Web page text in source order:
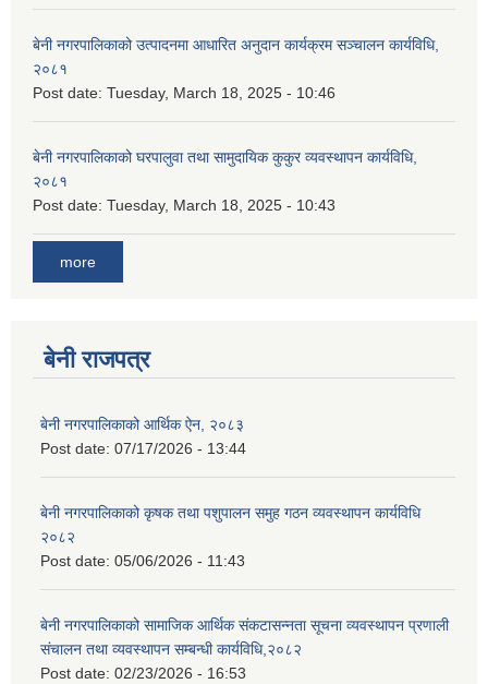
बेनी नगरपालिकाको उत्पादनमा आधारित अनुदान कार्यक्रम सञ्‍चालन कार्यविधि,
२०८१
Post date: Tuesday, March 18, 2025 - 10:46
बेनी नगरपालिकाको घरपालुवा तथा सामुदायिक कुकुर व्यवस्थापन कार्यविधि,
२०८१
Post date: Tuesday, March 18, 2025 - 10:43
more
बेनी राजपत्र
बेनी नगरपालिकाको आर्थिक ऐन, २०८३
Post date: 07/17/2026 - 13:44
बेनी नगरपालिकाको कृषक तथा पशुपालन समुह गठन व्यवस्थापन कार्यविधि
२०८२
Post date: 05/06/2026 - 11:43
बेनी नगरपालिकाको सामाजिक आर्थिक संकटासन्नता सूचना व्यवस्थापन प्रणाली
संचालन तथा व्यवस्थापन सम्बन्धी कार्यविधि,२०८२
Post date: 02/23/2026 - 16:53